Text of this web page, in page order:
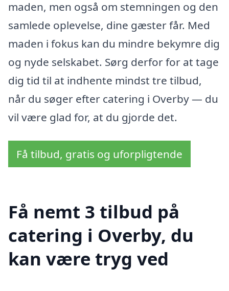
maden, men også om stemningen og den
samlede oplevelse, dine gæster får. Med
maden i fokus kan du mindre bekymre dig
og nyde selskabet. Sørg derfor for at tage
dig tid til at indhente mindst tre tilbud,
når du søger efter catering i Overby — du
vil være glad for, at du gjorde det.
Få tilbud, gratis og uforpligtende
Få nemt 3 tilbud på
catering i Overby, du
kan være tryg ved